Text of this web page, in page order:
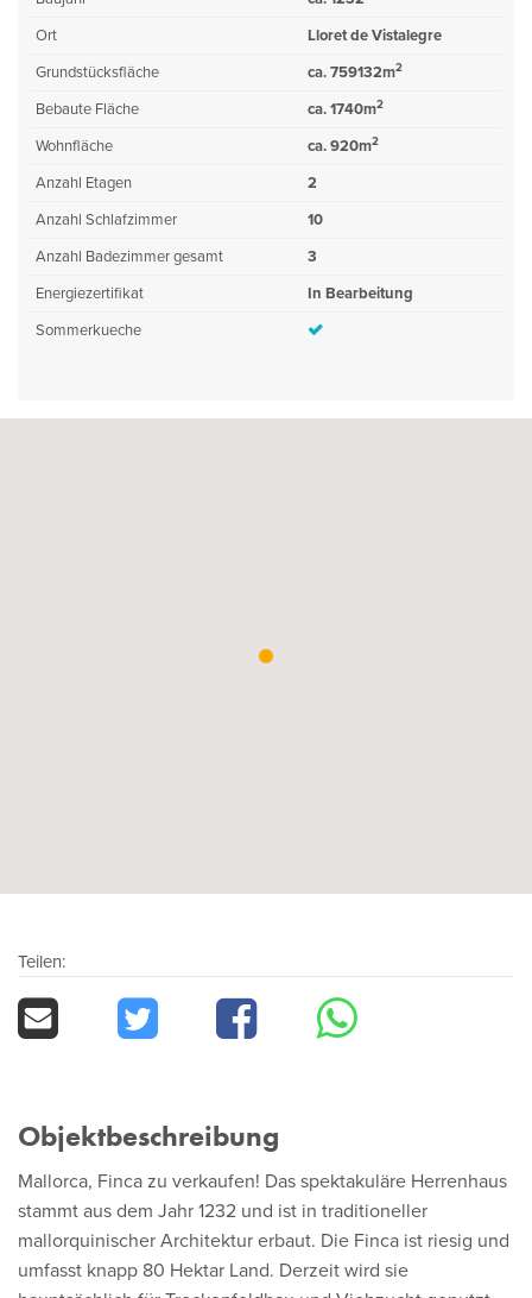
Ort
Lloret de Vistalegre
Grundstücksfläche
ca. 759132m2
Bebaute Fläche ca. 1740m2
Wohnfläche ca. 920m2
Anzahl Etagen
2
Anzahl Schlafzimmer
10
Anzahl Badezimmer gesamt
3
Energiezertifikat
In Bearbeitung
Sommerkueche
Teilen:
Objektbeschreibung
Mallorca, Finca zu verkaufen! Das spektakuläre Herrenhaus
stammt aus dem Jahr 1232 und ist in traditioneller
mallorquinischer Architektur erbaut. Die Finca ist riesig und
umfasst knapp 80 Hektar Land. Derzeit wird sie